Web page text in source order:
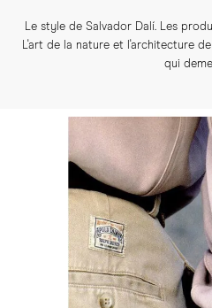
Le style de Salvador Dalí. Les
L'art de la nature et l'architecture
qui